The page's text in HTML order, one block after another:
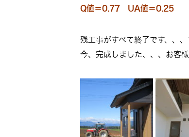
Q値＝0.77 UA値＝0.25
残工事がすべて終了です、、
今、完成しました、、、お客